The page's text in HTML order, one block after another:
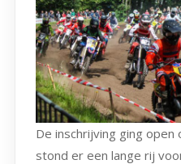
De inschrijving ging open
stond er een lange rij